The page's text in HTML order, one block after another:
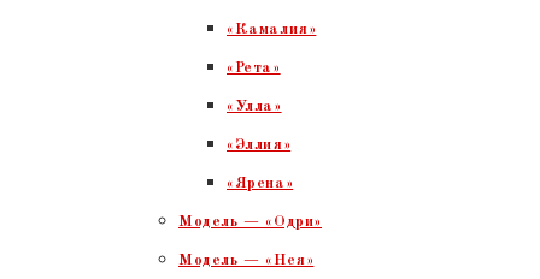
«Камалия»
«Рета»
«Улла»
«Эллия»
«Ярена»
Модель — «Одри»
Модель — «Нея»